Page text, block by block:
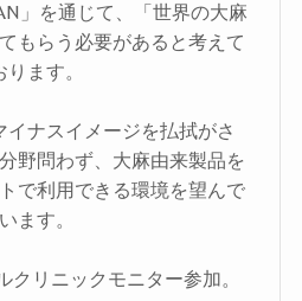
」を通じて、「世界の大麻
もらう必要があると考えて
ります。
ナスイメージを払拭がさ
野問わず、大麻由来製品を
で利用できる環境を望んで
います。
クリニックモニター参加。